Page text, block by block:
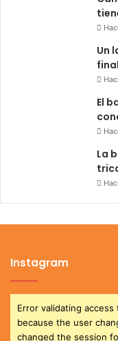
Un
El
La
Instagram
Error validating
because the user
changed the session